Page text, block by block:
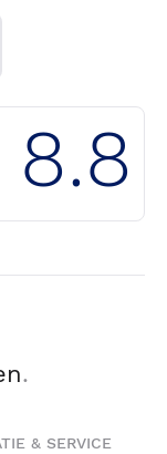
8.8
.
& SERVICE